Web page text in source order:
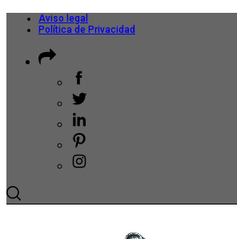
Aviso legal
Política de Privacidad